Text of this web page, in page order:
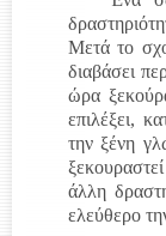
Μετά το
διαβάσει
ώρα
επιλέξει,
την ξένη
άλλη
ελεύθερο